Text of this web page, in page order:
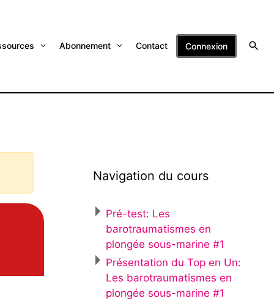
Abonnement Contact Connexion
Navigation du cours
Pré-test: Les
barotraumatismes en
plongée sous-marine #1
Présentation du Top en Un:
Les barotraumatismes en
plongée sous-marine #1